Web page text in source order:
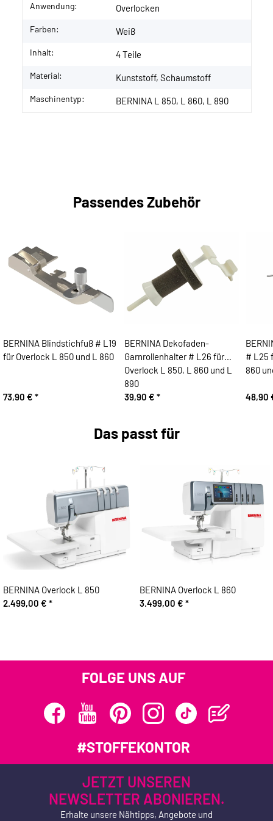
Anwendung: Overlocken
Farben: Weiß
Inhalt: 4 Teile
Material: Kunststoff, Schaumstoff
Maschinentyp: BERNINA L 850, L 860, L 890
Passendes Zubehör
BERNINA Blindstichfuß # L19
für Overlock L 850 und L 860
73,90 € *
BERNINA Dekofaden-
Garnrollenhalter # L26 für
Overlock L 850, L 860 und L
890
39,90 € *
# L25
48,90
Das passt für
BERNINA Overlock L 850
2.499,00 € *
BERNINA Overlock L 860
3.499,00 € *
FOLGE UNS AUF
#STOFFEKONTOR
JETZT UNSEREN
NEWSLETTER ABONIEREN.
Erhalte unsere Nähtipps, Angebote und